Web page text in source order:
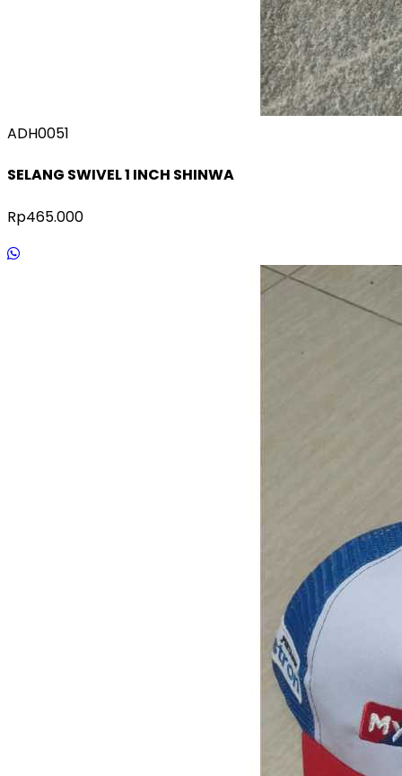
ADH0051
SELANG SWIVEL 1 INCH SHINWA
Rp465.000